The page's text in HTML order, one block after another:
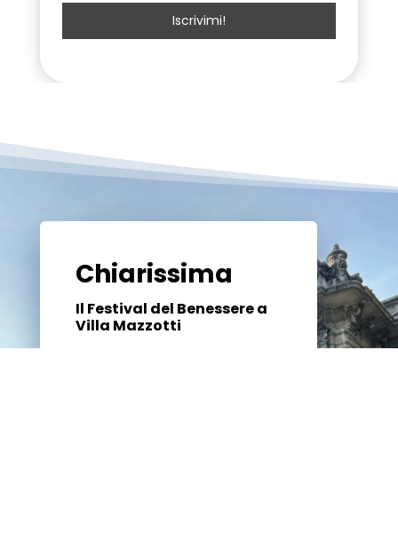
Chiarissima
Il Festival del Benessere a
Villa Mazzotti